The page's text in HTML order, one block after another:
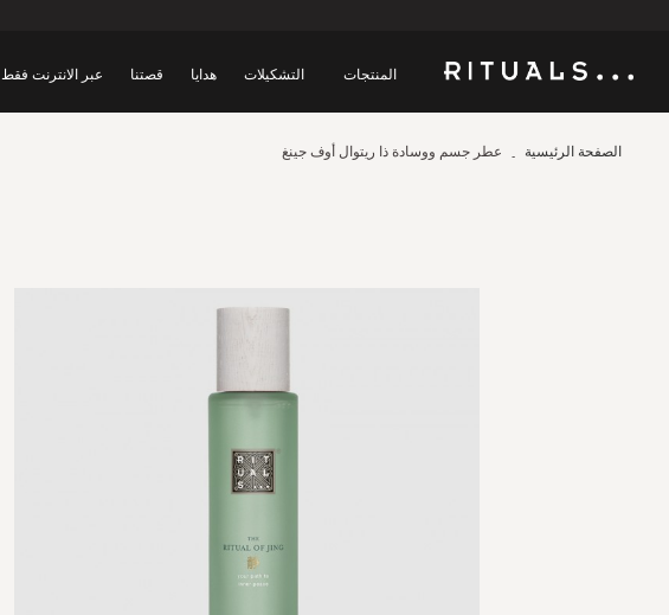
المنتجات التشكيلات هدايا قصتنا عبر الانترنت فقط
الصفحة الرئيسية عطر جسم ووسادة ذا ريتوال أوف جينغ